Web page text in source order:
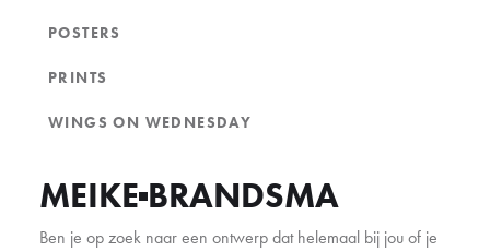
MEIKE BRANDSMA
Ben je op zoek naar een ontwerp dat helemaal bij jou of je
POSTERS
PRINTS
WINGS ON WEDNESDAY